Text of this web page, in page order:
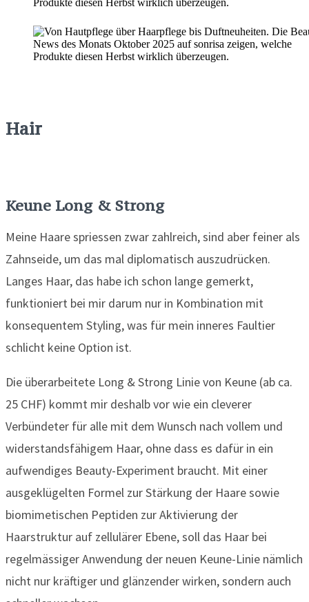
Hair
Keune Long & Strong
Meine Haare spriessen zwar zahlreich, sind aber feiner als
Zahnseide, um das mal diplomatisch auszudrücken.
Langes Haar, das habe ich schon lange gemerkt,
funktioniert bei mir darum nur in Kombination mit
konsequentem Styling, was für mein inneres Faultier
schlicht keine Option ist.
Die überarbeitete Long & Strong Linie von Keune (ab ca.
25 CHF) kommt mir deshalb vor wie ein cleverer
Verbündeter für alle mit dem Wunsch nach vollem und
widerstandsfähigem Haar, ohne dass es dafür in ein
aufwendiges Beauty-Experiment braucht. Mit einer
ausgeklügelten Formel zur Stärkung der Haare sowie
biomimetischen Peptiden zur Aktivierung der
Haarstruktur auf zellulärer Ebene, soll das Haar bei
regelmässiger Anwendung der neuen Keune-Linie nämlich
nicht nur kräftiger und glänzender wirken, sondern auch